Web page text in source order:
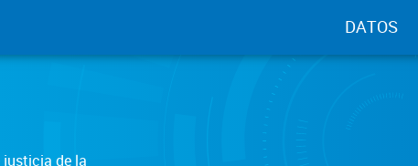
DATOS
de la